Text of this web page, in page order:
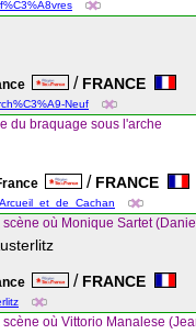
/ FRANCE
Neuf
du braquage sous l'arche
/ FRANCE
où Monique Sartet
/ FRANCE
où Vittorio Manalese